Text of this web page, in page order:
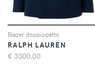
Blazer doppiopetto
RALPH LAUREN
€ 3300,00